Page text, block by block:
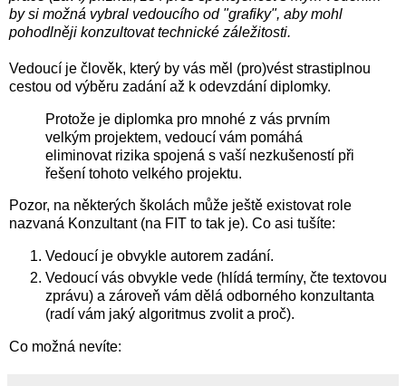
by si možná vybral vedoucího od "grafiky", aby mohl
pohodlněji konzultovat technické záležitosti.
Vedoucí je člověk, který by vás měl (pro)vést strastiplnou
cestou od výběru zadání až k odevzdání diplomky.
Protože je diplomka pro mnohé z vás prvním
velkým projektem, vedoucí vám pomáhá
eliminovat rizika spojená s vaší nezkušeností při
řešení tohoto velkého projektu.
Pozor, na některých školách může ještě existovat role
nazvaná Konzultant (na FIT to tak je). Co asi tušíte:
Vedoucí je obvykle autorem zadání.
Vedoucí vás obvykle vede (hlídá termíny, čte textovou
zprávu) a zároveň vám dělá odborného konzultanta
(radí vám jaký algoritmus zvolit a proč).
Co možná nevíte: